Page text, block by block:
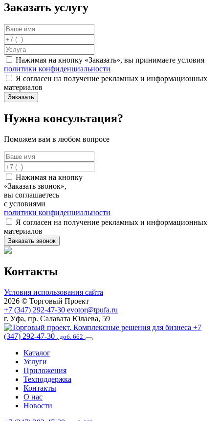
Заказать услугу
Нажимая на кнопку «Заказать», вы принимаете условия
политики конфиденциальности
Я согласен на получение рекламных и информационных
материалов
Нужна консультация?
Поможем вам в любом вопросе
Нажимая на кнопку
«Заказать звонок»,
вы соглашаетесь
с условиями
политики конфиденциальности
Я согласен на получение рекламных и информационных
материалов
Контакты
Условия использования сайта
2026 © Торговый Проект
+7 (347) 292-47-30 evotor@tpufa.ru
г. Уфа, пр. Салавата Юлаева, 59
+7
(347) 292-47-30 , доб. 662
Каталог
Услуги
Приложения
Техподдержка
Контакты
О нас
Новости